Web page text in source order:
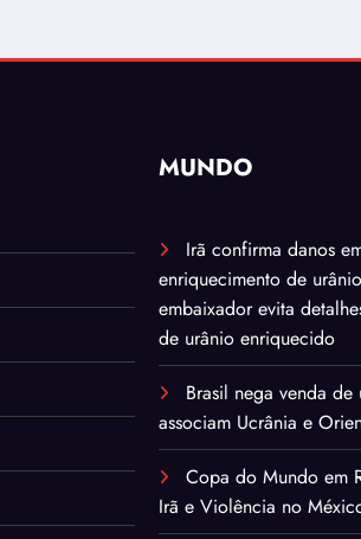
MUNDO
Irã confirma danos
enriquecimento de
embaixador evita
de urânio enriquecido
Brasil nega venda
associam Ucrânia e
Copa do Mundo em
Irã e Violência no